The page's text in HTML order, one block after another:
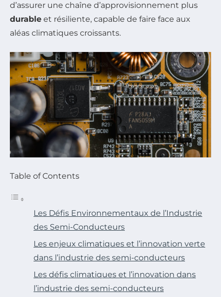
d’assurer une chaîne d’approvisionnement plus
durable et résiliente, capable de faire face aux
aléas climatiques croissants.
Table of Contents
Les Défis Environnementaux de l’Industrie
des Semi-Conducteurs
Les enjeux climatiques et l’innovation verte
dans l’industrie des semi-conducteurs
Les défis climatiques et l’innovation dans
l’industrie des semi-conducteurs